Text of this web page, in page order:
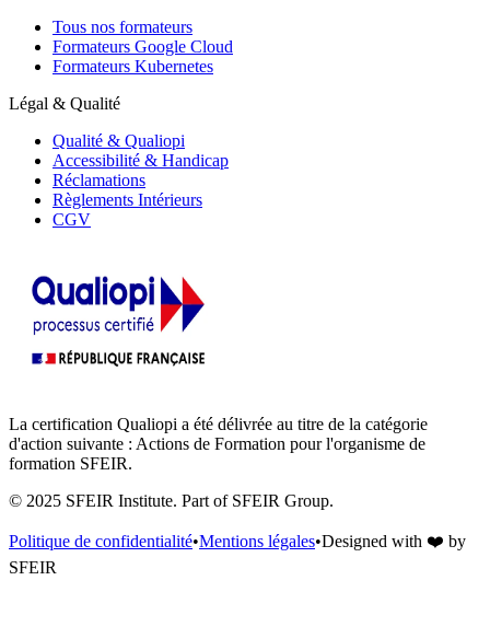
Tous nos formateurs
Formateurs Google Cloud
Formateurs Kubernetes
Légal & Qualité
Qualité & Qualiopi
Accessibilité & Handicap
Réclamations
Règlements Intérieurs
CGV
La certification Qualiopi a été délivrée au titre de la catégorie
d'action suivante : Actions de Formation pour l'organisme de
formation SFEIR.
© 2025 SFEIR Institute. Part of SFEIR Group.
Politique de confidentialité•Mentions légales•Designed with ❤️ by
SFEIR